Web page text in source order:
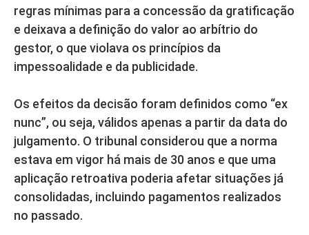
regras mínimas para a concessão da gratificação
e deixava a definição do valor ao arbítrio do
gestor, o que violava os princípios da
impessoalidade e da publicidade.
Os efeitos da decisão foram definidos como “ex
nunc”, ou seja, válidos apenas a partir da data do
julgamento. O tribunal considerou que a norma
estava em vigor há mais de 30 anos e que uma
aplicação retroativa poderia afetar situações já
consolidadas, incluindo pagamentos realizados
no passado.